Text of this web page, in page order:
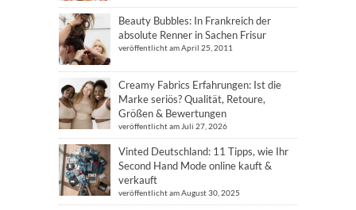
Beauty Bubbles: In Frankreich der
absolute Renner in Sachen Frisur
veröffentlicht am April 25, 2011
Creamy Fabrics Erfahrungen: Ist die
Marke seriös? Qualität, Retoure,
Größen & Bewertungen
veröffentlicht am Juli 27, 2026
Vinted Deutschland: 11 Tipps, wie Ihr
Second Hand Mode online kauft &
verkauft
veröffentlicht am August 30, 2025